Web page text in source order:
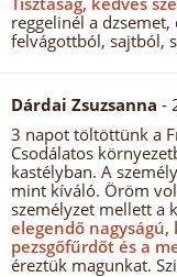
reggelinél a
felvágottból, sajtból,
Dárdai Zsuzsanna -
3 napot töltöttünk a
Csodálatos
kastélyban. A
mint kíváló. Öröm
személyzet mellett a
elegendő
pezsgőfűrdőt és a
éreztük magunkat.